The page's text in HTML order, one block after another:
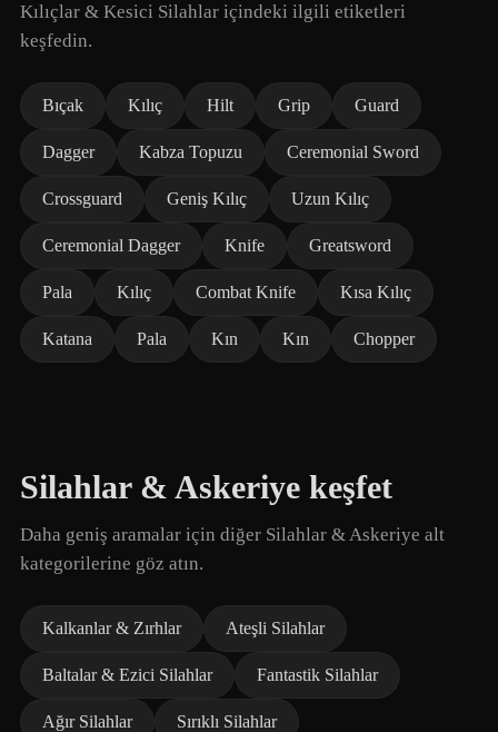
Kılıçlar & Kesici Silahlar içindeki ilgili etiketleri
keşfedin.
Bıçak Kılıç Hilt Grip Guard
Dagger Kabza Topuzu Ceremonial Sword
Crossguard Geniş Kılıç Uzun Kılıç
Ceremonial Dagger Knife Greatsword
Pala Kılıç Combat Knife Kısa Kılıç
Katana Pala Kın Kın Chopper
Silahlar & Askeriye keşfet
Daha geniş aramalar için diğer Silahlar & Askeriye alt
kategorilerine göz atın.
Kalkanlar & Zırhlar Ateşli Silahlar
Baltalar & Ezici Silahlar Fantastik Silahlar
Ağır Silahlar Sırıklı Silahlar